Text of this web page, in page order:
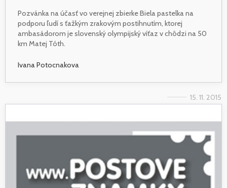
Pozvánka na účasť vo verejnej zbierke Biela pastelka na
podporu ľudí s ťažkým zrakovým postihnutím, ktorej
ambasádorom je slovenský olympijský víťaz v chôdzi na 50
km Matej Tóth.
Ivana Potocnakova
15. 11. 2015